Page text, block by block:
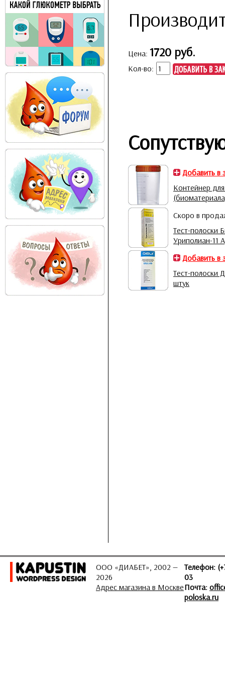
Цена: 1720 руб.
Кол-во:
Добавить в
Контейнер
Скоро в
Тест-полоски
Уриполиан-11
Добавить в
Тест-полоски
штук
ООО «ДИАБЕТ», 2002 —
2026
Адрес магазина в Москве
Телефон:
03
Почта:
poloska.ru